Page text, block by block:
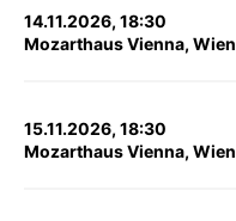
14.11.2026, 18:30
Mozarthaus Vienna, Wien
15.11.2026, 18:30
Mozarthaus Vienna, Wien